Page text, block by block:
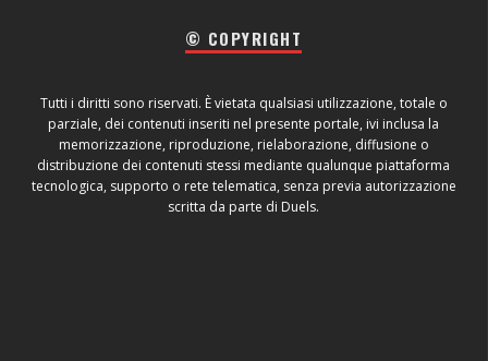
© COPYRIGHT
Tutti i diritti sono riservati. È vietata qualsiasi utilizzazione, totale o
parziale, dei contenuti inseriti nel presente portale, ivi inclusa la
memorizzazione, riproduzione, rielaborazione, diffusione o
distribuzione dei contenuti stessi mediante qualunque piattaforma
tecnologica, supporto o rete telematica, senza previa autorizzazione
scritta da parte di Duels.